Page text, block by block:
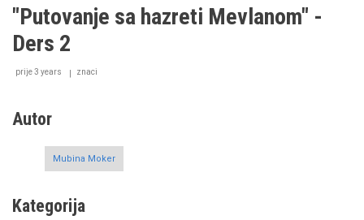
povodu
Šebiaruske
u
decembra
"Putovanje sa hazreti Mevlanom" -
Ders 2
prije 3 years znaci
Autor
Mubina Moker
Kategorija